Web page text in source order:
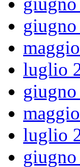
luglio
luglio